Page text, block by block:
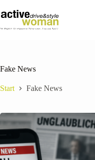
Inhalt
springen
Fake News
Start Fake News